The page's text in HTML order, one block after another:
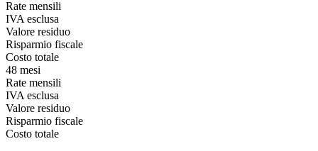
Rate mensili
IVA esclusa
Valore residuo
Risparmio fiscale
Costo totale
48 mesi
Rate mensili
IVA esclusa
Valore residuo
Risparmio fiscale
Costo totale